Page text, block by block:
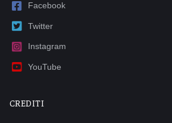
Facebook
Twitter
Instagram
YouTube
CREDITI